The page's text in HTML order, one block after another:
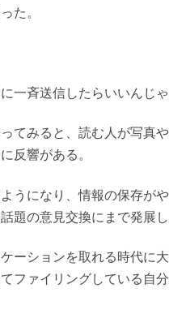
た。
一斉送信したらいいんじゃ
てみると、読む人が写真
反響がある。
うになり、情報の保存が
題の意見交換にまで発展し
ーションを取れる時代に
ファイリングしている自